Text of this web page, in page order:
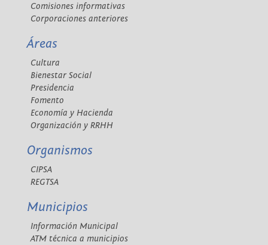
Comisiones informativas
Corporaciones anteriores
Áreas
Cultura
Bienestar Social
Presidencia
Fomento
Economía y Hacienda
Organización y RRHH
Organismos
CIPSA
REGTSA
Municipios
Información Municipal
ATM técnica a municipios